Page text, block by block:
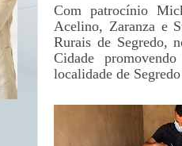
Com patrocínio
Acelino, Zaranza e
Rurais de Segredo,
Cidade
localidade de